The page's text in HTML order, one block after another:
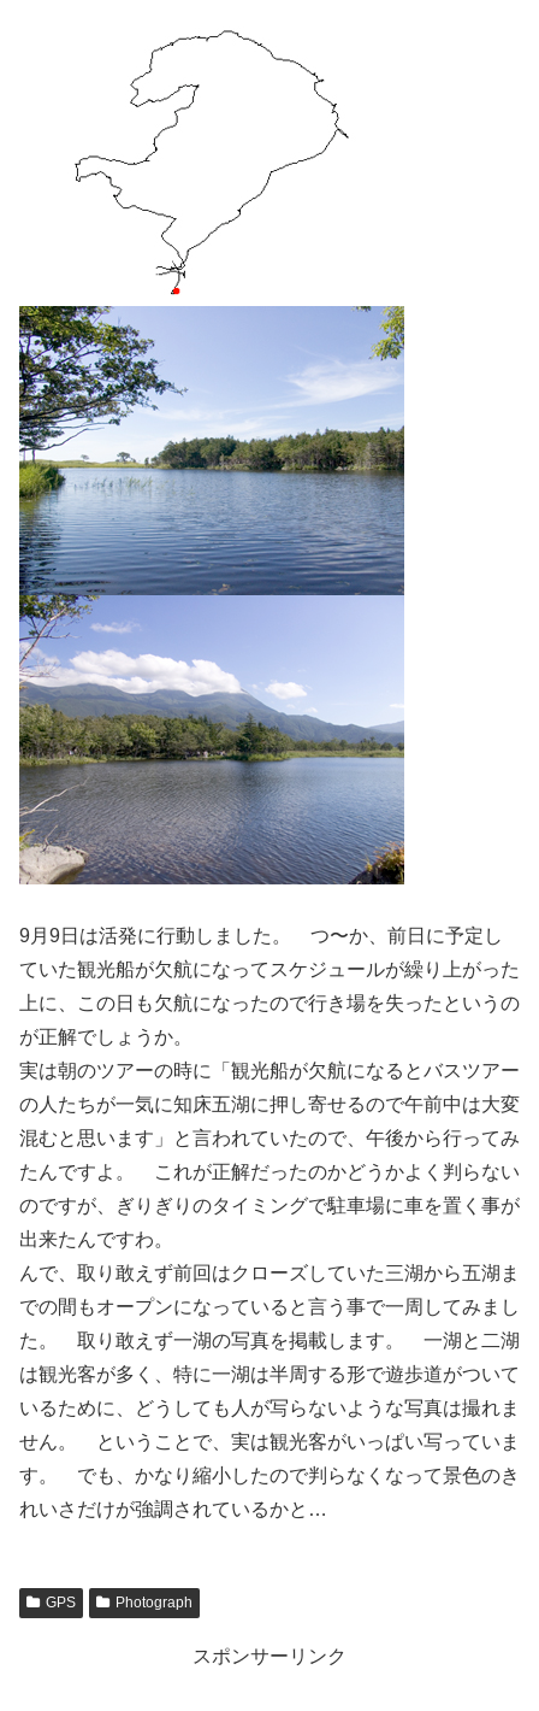
9月9日は活発に行動しました。 つ〜か、前日に予定し
ていた観光船が欠航になってスケジュールが繰り上がった
上に、この日も欠航になったので行き場を失ったというの
が正解でしょうか。
実は朝のツアーの時に「観光船が欠航になるとバスツアー
の人たちが一気に知床五湖に押し寄せるので午前中は大変
混むと思います」と言われていたので、午後から行ってみ
たんですよ。 これが正解だったのかどうかよく判らない
のですが、ぎりぎりのタイミングで駐車場に車を置く事が
出来たんですわ。
んで、取り敢えず前回はクローズしていた三湖から五湖ま
での間もオープンになっていると言う事で一周してみまし
た。 取り敢えず一湖の写真を掲載します。 一湖と二湖
は観光客が多く、特に一湖は半周する形で遊歩道がついて
いるために、どうしても人が写らないような写真は撮れま
せん。 ということで、実は観光客がいっぱい写っていま
す。 でも、かなり縮小したので判らなくなって景色のき
れいさだけが強調されているかと…
GPS Photograph
スポンサーリンク